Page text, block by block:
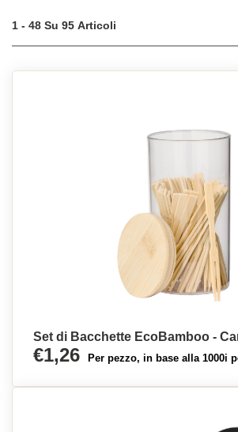
1 - 48 Su 95 Articoli
Set di Bacchette EcoBamboo -
€1,26 Per pezzo, in base alla 1000i